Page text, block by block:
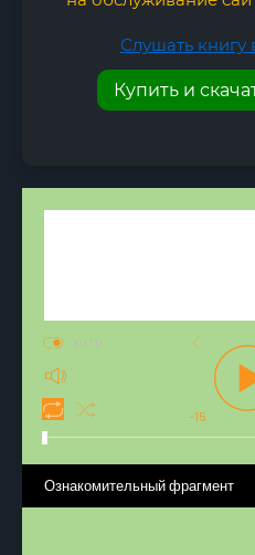
Слушать
Купить и
-15
AUTO
Ознакомительный фрагмент